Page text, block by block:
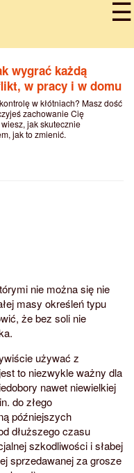
wygrać każdą
w pracy i w domu
w kłótniach? Masz dość
zachowanie Cię
jak skutecznie
jak to zmienić.
nie można się nie
masy określeń typu
że bez soli nie
używać z
to niezwykle ważny dla
nawet niewielkiej
do złego
późniejszych
dłuższego czasu
szkodliwości i słabej
sprzedawanej za grosze